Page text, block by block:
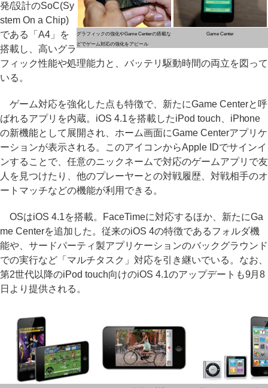
グラフィックの強化やGame Centerの搭載な
どでゲーム対応の強化をアピール
Game Center
発/設計のSoC(Sy
stem On a Chip)
である「A4」を
搭載し、高いグラ
フィック性能や処理能力と、バッテリ駆動時間の両立を図って
いる。
ゲーム対応を強化した点も特徴で、新たにGame Centerと呼
ばれるアプリを内蔵。iOS 4.1を搭載したiPod touch、iPhone
の新機能として展開され、ホーム画面にGame Centerアプリケ
ーションが表示される。このアイコンからApple IDでサインイ
ンすることで、任意のニックネームで対応のゲームアプリで友
人を見つけたり、他のプレーヤーとの対戦履歴、対戦相手のオ
ートマッチなどの機能が利用できる。
OSはiOS 4.1を搭載。FaceTimeに対応するほか、新たにGa
me Centerを追加した。従来のiOS 4の特徴であるフォルダ機
能や、サードパーティ製アプリケーションのバックグラウンド
での実行など「マルチタスク」対応を引き継いでいる。なお、
第2世代以降のiPod touch向けのiOS 4.1のアップデートも9月8
日より提供される。